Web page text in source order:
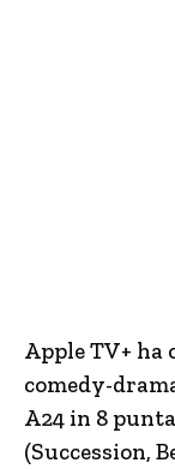
Apple TV+ ha
comedy-
A24 in 8
(Succession,